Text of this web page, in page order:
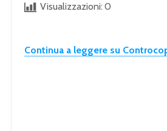
Visualizzazioni: 0
Continua a leggere su